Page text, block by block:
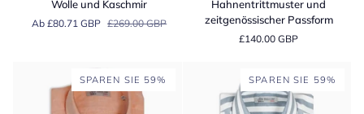
aus
Wolle und Kaschmir
Ab £80.71 GBP £269.00 GBP
Hahnentrittmuster
zeitgenössischer
Hahnentrittmuster und
zeitgenössischer Passform
£140.00 GBP
SPAREN SIE 59% SPAREN SIE 59%